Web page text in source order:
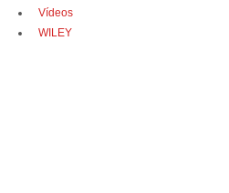
Vídeos
WILEY